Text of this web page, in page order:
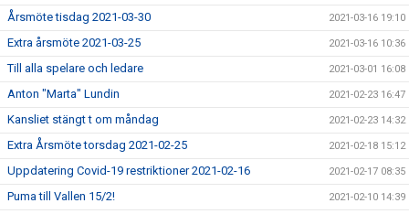
Årsmöte tisdag 2021-03-30 2021-03-16 19:10
Extra årsmöte 2021-03-25 2021-03-16 10:36
Till alla spelare och ledare 2021-03-01 16:08
Anton "Marta" Lundin 2021-02-23 16:47
Kansliet stängt t om måndag 2021-02-23 14:32
Extra Årsmöte torsdag 2021-02-25 2021-02-18 15:12
Uppdatering Covid-19 restriktioner 2021-02-16 2021-02-17 08:35
Puma till Vallen 15/2! 2021-02-10 14:39